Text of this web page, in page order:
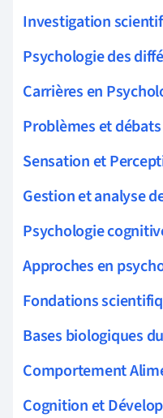
Investigation
Psychologie des
Carrières en
Problèmes et
Sensation et
Gestion et analyse
Psychologie
Approches en
Fondations
Bases biologiques
Comportement
Cognition et